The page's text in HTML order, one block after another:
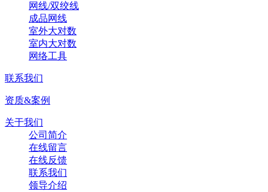
网线/双绞线
成品网线
室外大对数
室内大对数
网络工具
联系我们
资质&案例
关于我们
公司简介
在线留言
在线反馈
联系我们
领导介绍